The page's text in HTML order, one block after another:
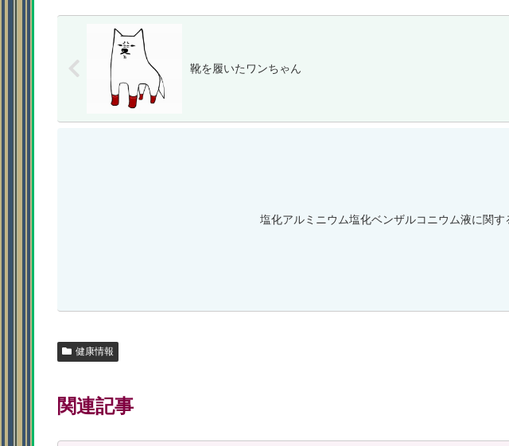
靴を履いたワンちゃん
塩化アルミニウム塩化ベンザルコニウム液に関す
健康情報
関連記事